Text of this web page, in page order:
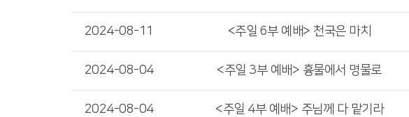
2024-08-11 <주일 6부 예배> 천국은 마치
2024-08-04 <주일 3부 예배> 흉물에서 명물로
2024-08-04 <주일 4부 예배> 주님께 다 맡기라